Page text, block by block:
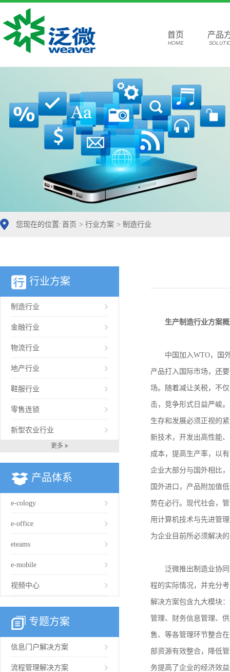
首页
HOME
产品
您现在的位置: 首页 > 行业方案 > 制造行业
行业方案
制造行业
金融行业
物流行业
地产行业
鞋服行业
零售连锁
新型农业行业
更多
产品体系
e-cology
e-office
eteams
e-mobile
视频中心
专题方案
信息门户解决方案
流程管理解决方案
生产制造行业方案概
中国加入WTO，国外
产品打入国际市场，还
场。随着减让关税，不
击，竞争形式日益严峻
生存和发展必须正视的
新技术，开发出高性能
成本，提高生产率，以
企业大部分与国外相比
国外进口，产品附加值
势在必行。现代社会，
用计算机技术与先进管
为企业目前所必须解决
泛微推出制造业协同
程的实际情况，并充分
解决方案包含九大模块
管理、财务信息管理、
售、等各管理环节整合
部资源有效整合，降低
务提高了企业的经济效